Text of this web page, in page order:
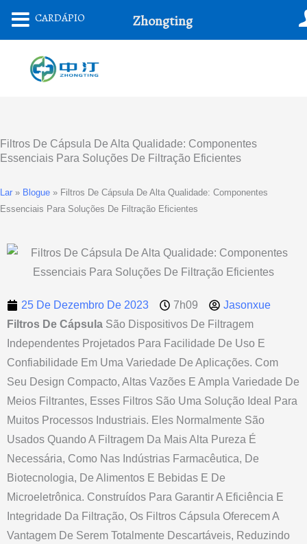
Para
Conteúdo
Filtros De Cápsula De Alta Qualidade: Componentes
Essenciais Para Soluções De Filtração Eficientes
Lar » Blogue » Filtros De Cápsula De Alta Qualidade: Componentes
Essenciais Para Soluções De Filtração Eficientes
25 De Dezembro De 2023 7h09
Jasonxue
Filtros De Cápsula São Dispositivos De Filtragem
Independentes Projetados Para Facilidade De Uso E
Confiabilidade Em Uma Variedade De Aplicações. Com
Seu Design Compacto, Altas Vazões E Ampla Variedade De
Meios Filtrantes, Esses Filtros São Uma Solução Ideal Para
Muitos Processos Industriais. Eles Normalmente São
Usados Quando A Filtragem Da Mais Alta Pureza É
Necessária, Como Nas Indústrias Farmacêutica, De
Biotecnologia, De Alimentos E Bebidas E De
Microeletrônica. Construídos Para Garantir A Eficiência E
Integridade Da Filtração, Os Filtros Cápsula Oferecem A
Vantagem De Serem Totalmente Descartáveis, Reduzindo
CARDÁPIO Zhongting